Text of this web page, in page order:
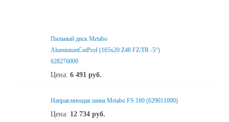
Пильный диск Metabo
AluminiumCutProf (165x20 Z48 FZ/TR -5°)
628276000
Цена: 6 491 руб.
Направляющая шина Metabo FS 160 (629011000)
Цена: 12 734 руб.